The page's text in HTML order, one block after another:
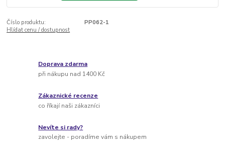
Číslo produktu:
PP062-1
Hlídat cenu / dostupnost
Doprava zdarma
při nákupu nad 1400 Kč
Zákaznické recenze
co říkají naši zákazníci
Nevíte si rady?
zavolejte - poradíme vám s nákupem